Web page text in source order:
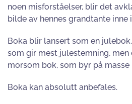
noen misforståelser, blir det
bilde av hennes grandtante inne
Boka blir lansert som en
som gir mest julestemning,
morsom bok, som byr på
Boka kan absolutt anbefales.